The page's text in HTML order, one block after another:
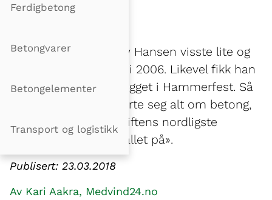
Ferdigbetong
Betongvarer
Betongelementer
Transport og logistikk
KNALLER PÅ
Mekaniker Jim Ronny Hansen visste lite og
ingenting om betong i 2006. Likevel fikk han
tilbud om å lede anlegget i Hammerfest. Så
da gjorde han det: lærte seg alt om betong,
tok styringen av bedriftens nordligste
avdeling og «bare knallet på».
Publisert: 23.03.2018
Av Kari Aakra, Medvind24.no